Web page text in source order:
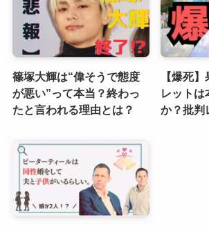
篠塚大輝は“偉そうで態度
が悪い”って本当？終わっ
たと言われる理由とは？
【爆死
レットは
か？批判